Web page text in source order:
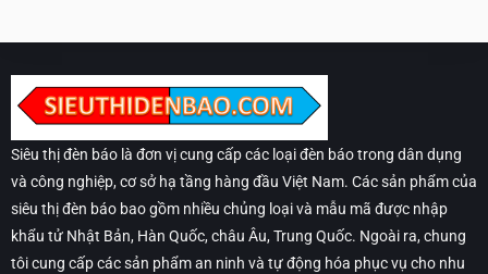
Siêu thị đèn báo là đơn vị cung cấp các loại đèn báo trong dân dụng
và công nghiệp, cơ sở hạ tầng hàng đầu Việt Nam. Các sản phẩm của
siêu thị đèn báo bao gồm nhiều chủng loại và mẫu mã được nhập
khẩu tử Nhật Bản, Hàn Quốc, châu Âu, Trung Quốc. Ngoài ra, chung
tôi cung cấp các sản phẩm an ninh và tự động hóa phục vụ cho nhu